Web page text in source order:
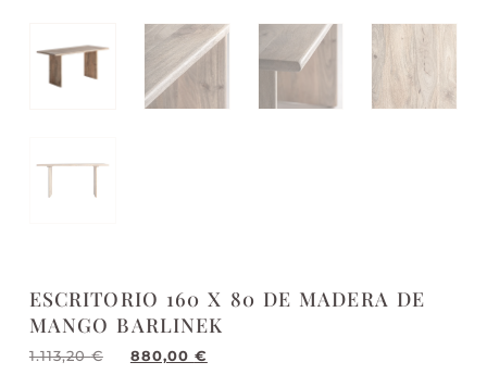
ESCRITORIO 160 X 80 DE MADERA DE
MANGO BARLINEK
1.113,20€ 880,00 €